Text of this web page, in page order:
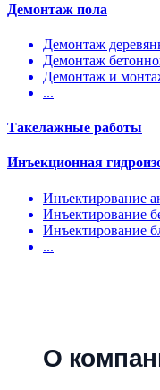
Демонтаж пола
Демонтаж
Демонтаж
Демонтаж и
...
Такелажные работы
Инъекционная
Инъектирование
Инъектирование
Инъектирование
...
О